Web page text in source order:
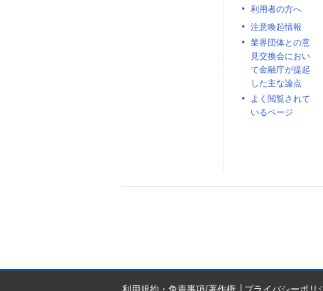
利用者の方へ
注意喚起情報
業界団体との意
見交換会におい
て金融庁が提起
した主な論点
よく閲覧されて
いるページ